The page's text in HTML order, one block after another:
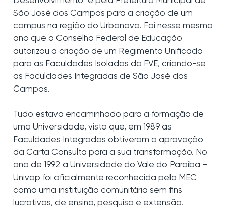
São José dos Campos para a criação de um
campus na região do Urbanova. Foi nesse mesmo
ano que o Conselho Federal de Educação
autorizou a criação de um Regimento Unificado
para as Faculdades Isoladas da FVE, criando-se
as Faculdades Integradas de São José dos
Campos.
Tudo estava encaminhado para a formação de
uma Universidade, visto que, em 1989 as
Faculdades Integradas obtiveram a aprovação
da Carta Consulta para a sua transformação. No
ano de 1992 a Universidade do Vale do Paraíba –
Univap foi oficialmente reconhecida pelo MEC
como uma instituição comunitária sem fins
lucrativos, de ensino, pesquisa e extensão.